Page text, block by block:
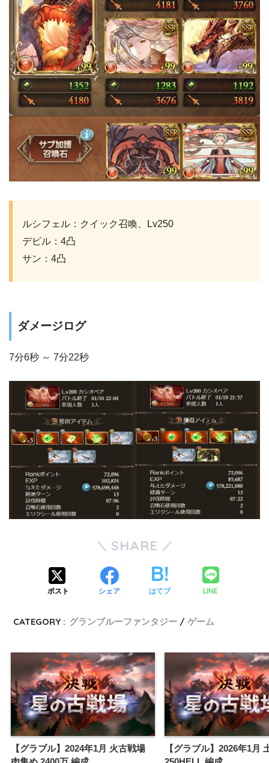
ルシフェル：クイック召喚、Lv250
デビル：4凸
サン：4凸
ダメージログ
7分6秒 ～ 7分22秒
SHARE
ポスト シェア はてブ LINE
CATEGORY : グランブルーファンタジー ゲーム
【グラブル】2024年1月 火古戦場
【グラブル】2026年1月